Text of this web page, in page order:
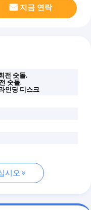
지금 연락
전 숫돌,
숫돌,
인딩 디스크
시오